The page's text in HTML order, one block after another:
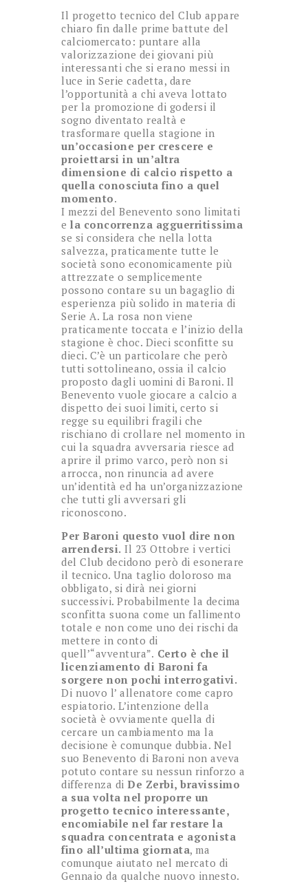
Il progetto tecnico del Club appare
chiaro fin dalle prime battute del
calciomercato: puntare alla
valorizzazione dei giovani più
interessanti che si erano messi in
luce in Serie cadetta, dare
l’opportunità a chi aveva lottato
per la promozione di godersi il
sogno diventato realtà e
trasformare quella stagione in
un’occasione per crescere e
proiettarsi in un’altra
dimensione di calcio rispetto a
quella conosciuta fino a quel
momento.
I mezzi del Benevento sono limitati
e la concorrenza agguerritissima
se si considera che nella lotta
salvezza, praticamente tutte le
società sono economicamente più
attrezzate o semplicemente
possono contare su un bagaglio di
esperienza più solido in materia di
Serie A. La rosa non viene
praticamente toccata e l’inizio della
stagione è choc. Dieci sconfitte su
dieci. C’è un particolare che però
tutti sottolineano, ossia il calcio
proposto dagli uomini di Baroni. Il
Benevento vuole giocare a calcio a
dispetto dei suoi limiti, certo si
regge su equilibri fragili che
rischiano di crollare nel momento in
cui la squadra avversaria riesce ad
aprire il primo varco, però non si
arrocca, non rinuncia ad avere
un’identità ed ha un’organizzazione
che tutti gli avversari gli
riconoscono.
Per Baroni questo vuol dire non
arrendersi. Il 23 Ottobre i vertici
del Club decidono però di esonerare
il tecnico. Una taglio doloroso ma
obbligato, si dirà nei giorni
successivi. Probabilmente la decima
sconfitta suona come un fallimento
totale e non come uno dei rischi da
mettere in conto di
quell’“avventura”. Certo è che il
licenziamento di Baroni fa
sorgere non pochi interrogativi.
Di nuovo l’ allenatore come capro
espiatorio. L’intenzione della
società è ovviamente quella di
cercare un cambiamento ma la
decisione è comunque dubbia. Nel
suo Benevento di Baroni non aveva
potuto contare su nessun rinforzo a
differenza di De Zerbi, bravissimo
a sua volta nel proporre un
progetto tecnico interessante,
encomiabile nel far restare la
squadra concentrata e agonista
fino all’ultima giornata, ma
comunque aiutato nel mercato di
Gennaio da qualche nuovo innesto.